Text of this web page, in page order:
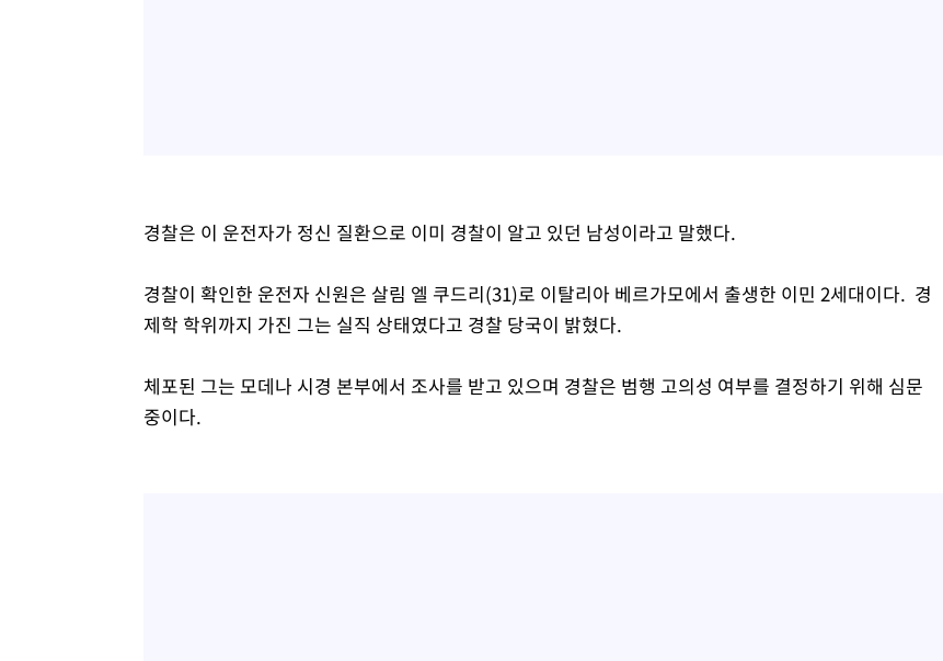
경찰은 이 운전자가 정신 질환으로 이미 경찰이 알고 있던 남성이라고 말했다.
경찰이 확인한 운전자 신원은 살림 엘 쿠드리(31)로 이탈리아 베르가모에서 출생한 이민 2세대이다. 경
제학 학위까지 가진 그는 실직 상태였다고 경찰 당국이 밝혔다.
체포된 그는 모데나 시경 본부에서 조사를 받고 있으며 경찰은 범행 고의성 여부를 결정하기 위해 심문
중이다.